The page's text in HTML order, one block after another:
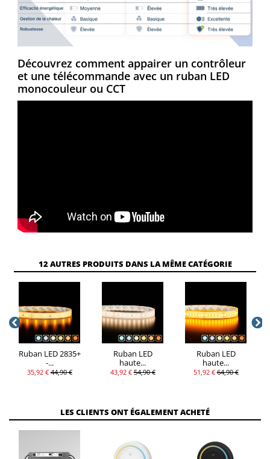
Découvrez comment appairer un contrôleur
et une télécommande avec un ruban LED
monocouleur ou CCT
12 AUTRES PRODUITS DANS LA MÊME CATÉGORIE
Ruban LED 2835+
-...
35,92 € 44,90 €
Ruban LED
haute...
43,92 € 54,90 €
Ruban LED
haute...
51,92 € 64,90 €
LES CLIENTS ONT ÉGALEMENT ACHETÉ